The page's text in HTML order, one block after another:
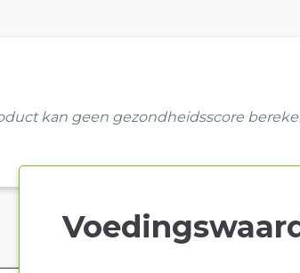
kan geen gezondheidsscore